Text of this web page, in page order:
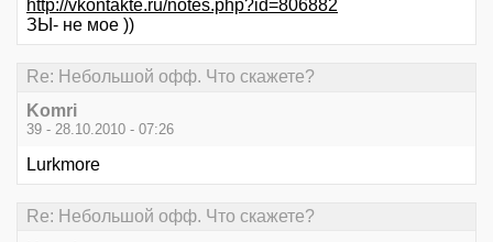
http://vkontakte.ru/notes.php?id=806882
ЗЫ- не мое ))
Re: Небольшой офф. Что скажете?
Komri
39 - 28.10.2010 - 07:26
Lurkmore
Re: Небольшой офф. Что скажете?